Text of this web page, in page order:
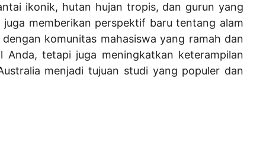
ikonik, hutan hujan tropis, dan gurun yang
memberikan perspektif baru tentang alam
komunitas mahasiswa yang ramah dan
Anda, tetapi juga meningkatkan keterampilan
menjadi tujuan studi yang populer dan